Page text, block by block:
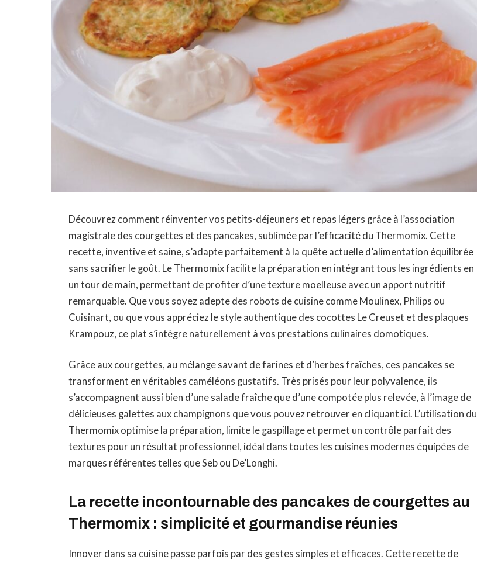
Découvrez comment réinventer vos petits-déjeuners et repas légers grâce à l’association
magistrale des courgettes et des pancakes, sublimée par l’efficacité du Thermomix. Cette
recette, inventive et saine, s’adapte parfaitement à la quête actuelle d’alimentation équilibrée
sans sacrifier le goût. Le Thermomix facilite la préparation en intégrant tous les ingrédients en
un tour de main, permettant de profiter d’une texture moelleuse avec un apport nutritif
remarquable. Que vous soyez adepte des robots de cuisine comme Moulinex, Philips ou
Cuisinart, ou que vous appréciez le style authentique des cocottes Le Creuset et des plaques
Krampouz, ce plat s’intègre naturellement à vos prestations culinaires domotiques.
Grâce aux courgettes, au mélange savant de farines et d’herbes fraîches, ces pancakes se
transforment en véritables caméléons gustatifs. Très prisés pour leur polyvalence, ils
s’accompagnent aussi bien d’une salade fraîche que d’une compotée plus relevée, à l’image de
délicieuses galettes aux champignons que vous pouvez retrouver en cliquant ici. L’utilisation du
Thermomix optimise la préparation, limite le gaspillage et permet un contrôle parfait des
textures pour un résultat professionnel, idéal dans toutes les cuisines modernes équipées de
marques référentes telles que Seb ou De’Longhi.
La recette incontournable des pancakes de courgettes au
Thermomix : simplicité et gourmandise réunies
Innover dans sa cuisine passe parfois par des gestes simples et efficaces. Cette recette de